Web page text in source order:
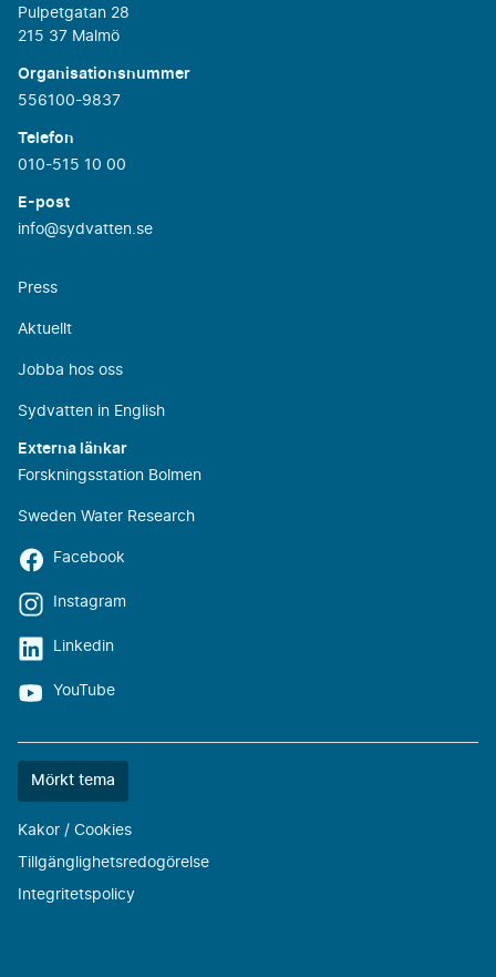
Pulpetgatan 28
215 37 Malmö
Organisationsnummer
556100-9837
Telefon
010-515 10 00
E-post
info@sydvatten.se
Press
Aktuellt
Jobba hos oss
Sydvatten in English
Externa länkar
Forskningsstation Bolmen
Sweden Water Research
Facebook
Instagram
Linkedin
YouTube
Färgtemat
Mörkt tema
Kakor / Cookies
Tillgänglighetsredogörelse
Integritetspolicy